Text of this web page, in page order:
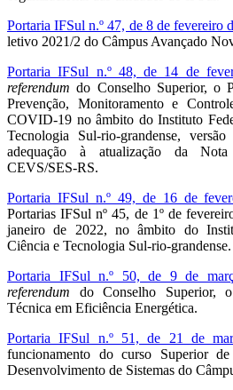
Portaria IFSul n.º 47, de 8 de fevereiro
letivo 2021/2 do Câmpus Avançado
Portaria IFSul n.º 48, de 14 de
referendum do Conselho Superior, o
Prevenção, Monitoramento e
COVID-19 no âmbito do Instituto
Tecnologia Sul-rio-grandense,
adequação à atualização da
CEVS/SES-RS.
Portaria IFSul n.º 49, de 16 de
Portarias IFSul nº 45, de 1º de
janeiro de 2022, no âmbito do
Ciência e Tecnologia Sul-rio-grandense.
Portaria IFSul n.º 50, de 9 de
referendum do Conselho Superior,
Técnica em Eficiência Energética.
Portaria IFSul n.º 51, de 21 de
funcionamento do curso Superior
Desenvolvimento de Sistemas do